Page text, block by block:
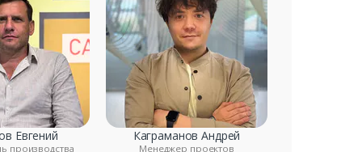
Евгений
производства
Каграманов Андрей
Менеджер проектов